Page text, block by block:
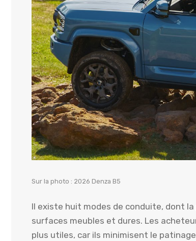
Sur la photo : 2026 Denza B5
Il existe huit modes de conduite, dont
surfaces meubles et dures. Les
plus utiles, car ils minimisent le